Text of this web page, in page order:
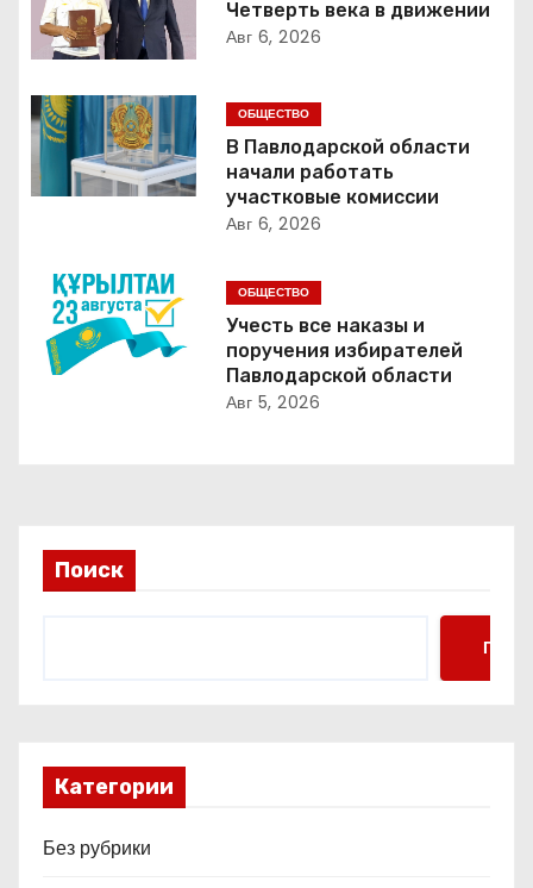
ц
и
я
п
з
а
я
м
Четверть века в движении
Авг 6, 2026
ОБЩЕСТВО
В Павлодарской области
начали работать
участковые комиссии
Авг 6, 2026
ОБЩЕСТВО
Учесть все наказы и
поручения избирателей
Павлодарской области
Авг 5, 2026
Поиск
Поиск
Категории
Без рубрики